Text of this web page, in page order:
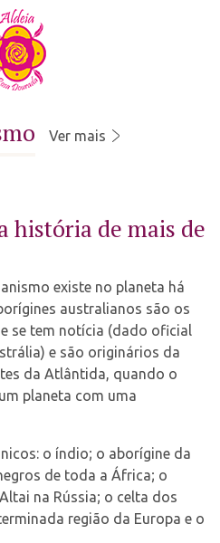
Language ▼
Ver mais
história de mais de
existe no planeta há
australianos são os
se tem notícia (dado oficial
e são originários da
da Atlântida, quando o
planeta com uma
o índio; o aborígine da
de toda a África; o
na Rússia; o celta dos
região da Europa e o